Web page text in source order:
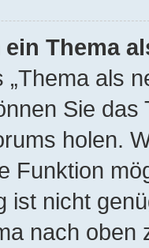
Thema
als
Sie
holen.
Funktion
ist nicht
nach oben